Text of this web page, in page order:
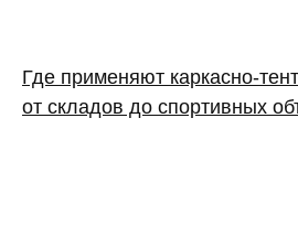
Где применяют
от складов до спортивных